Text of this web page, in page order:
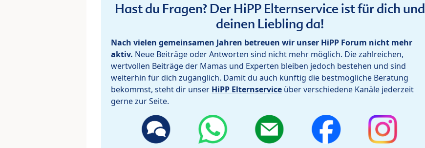
Hast du Fragen? Der HiPP Elternservice ist für dich und
deinen Liebling da!
Nach vielen gemeinsamen Jahren betreuen wir unser HiPP Forum nicht mehr
aktiv. Neue Beiträge oder Antworten sind nicht mehr möglich. Die zahlreichen,
wertvollen Beiträge der Mamas und Experten bleiben jedoch bestehen und sind
weiterhin für dich zugänglich. Damit du auch künftig die bestmögliche Beratung
bekommst, steht dir unser HiPP Elternservice über verschiedene Kanäle jederzeit
gerne zur Seite.